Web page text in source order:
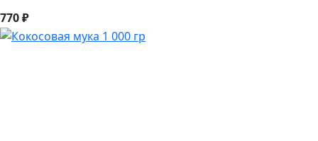
770 ₽